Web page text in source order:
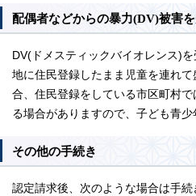
配偶者などからの暴力(DV)被害
DV(ドメスティックバイオレンス)
地に住民登録したまま児童を連れ
合、住民登録をしている市区町村
る場合がありますので、子ども青少
その他の手続き
認定請求後、次のような場合は手